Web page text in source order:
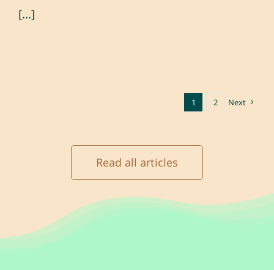
[...]
1 2 Next
Read all articles